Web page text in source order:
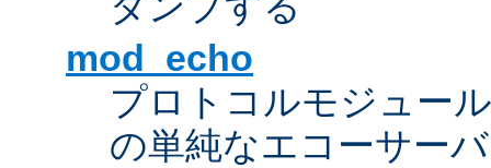
mod_echo
プロトコルモジュー
の単純なエコーサーバ